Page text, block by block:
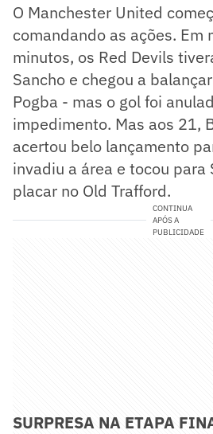
O Manchester United
comandando as ações. Em
minutos, os Red Devils
Sancho e chegou a
Pogba - mas o gol foi
impedimento. Mas aos 21,
acertou belo lançamento
invadiu a área e tocou para
placar no Old Trafford.
CONTINUA
APÓS A
PUBLICIDADE
SURPRESA NA ETAPA